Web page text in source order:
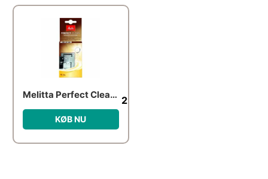
Melitta Perfect Clean Tabs 29.95
KØB NU